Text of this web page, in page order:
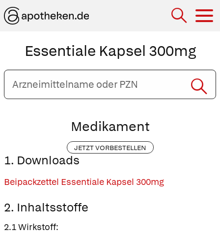
Essentiale Kapsel 300mg
Arzneimittelname
oder
PZN
Medikament
JETZT VORBESTELLEN
1. Downloads
Beipackzettel Essentiale Kapsel 300mg
2. Inhaltsstoffe
2.1 Wirkstoff: